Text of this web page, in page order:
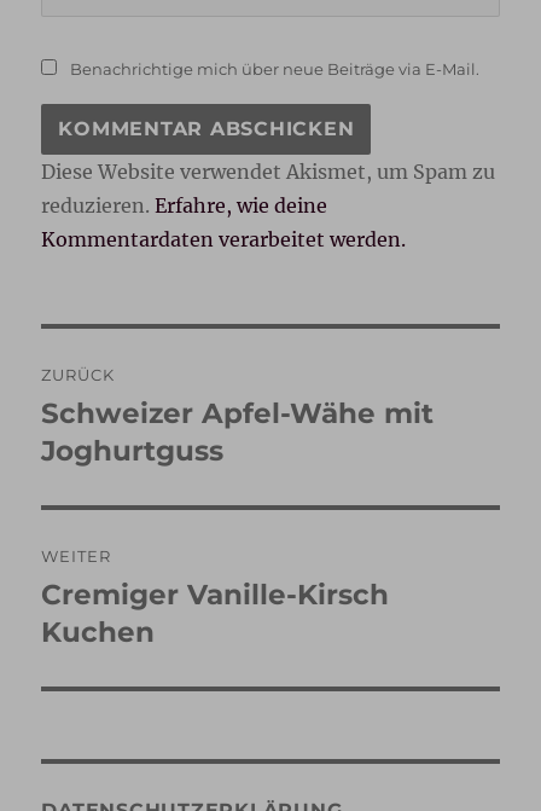
Benachrichtige mich über neue Beiträge via E-Mail.
Diese Website verwendet Akismet, um Spam zu
reduzieren.Erfahre, wie deine
Kommentardaten verarbeitet werden.
ZURÜCK
Vorheriger
Beitrag:
Schweizer Apfel-Wähe mit
Joghurtguss
WEITER
Nächster
Beitrag:
Cremiger Vanille-Kirsch
Kuchen